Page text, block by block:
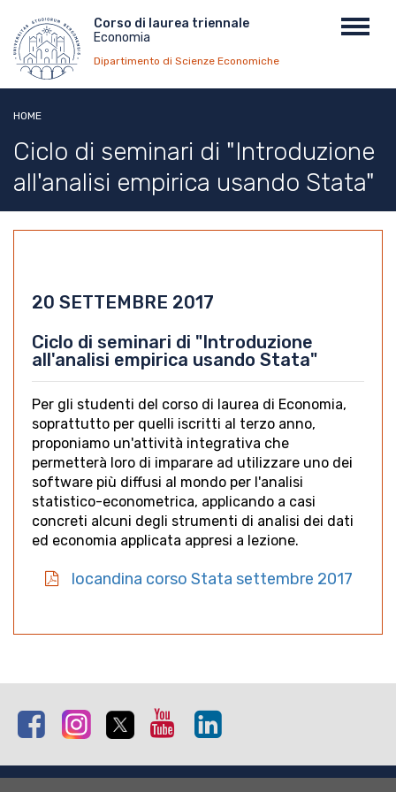
contenuto
principale
Menu
top
Corso di laurea triennale
Economia
Dipartimento di Scienze Economiche
HOME
Ciclo di seminari di "Introduzione
all'analisi empirica usando Stata"
20 SETTEMBRE 2017
Ciclo di seminari di "Introduzione
all'analisi empirica usando Stata"
Per gli studenti del corso di laurea di Economia,
soprattutto per quelli iscritti al terzo anno,
proponiamo un'attività integrativa che
permetterà loro di imparare ad utilizzare uno dei
software più diffusi al mondo per l'analisi
statistico-econometrica, applicando a casi
concreti alcuni degli strumenti di analisi dei dati
ed economia applicata appresi a lezione.
locandina corso Stata settembre 2017
Facebook Instagram Twitter Youtube